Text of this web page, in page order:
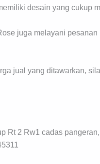
desain yang cukup
juga melayani
jual yang ditawarkan,
Rt 2 Rw1 cadas